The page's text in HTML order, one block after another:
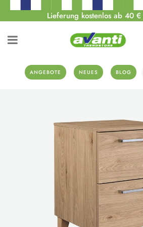
Lieferung kostenlos ab 40
ANGEBOTE NEUES BLOG